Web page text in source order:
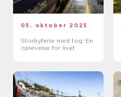
05. oktober 2025
Storbyferie med tog: En
oplevelse for livet